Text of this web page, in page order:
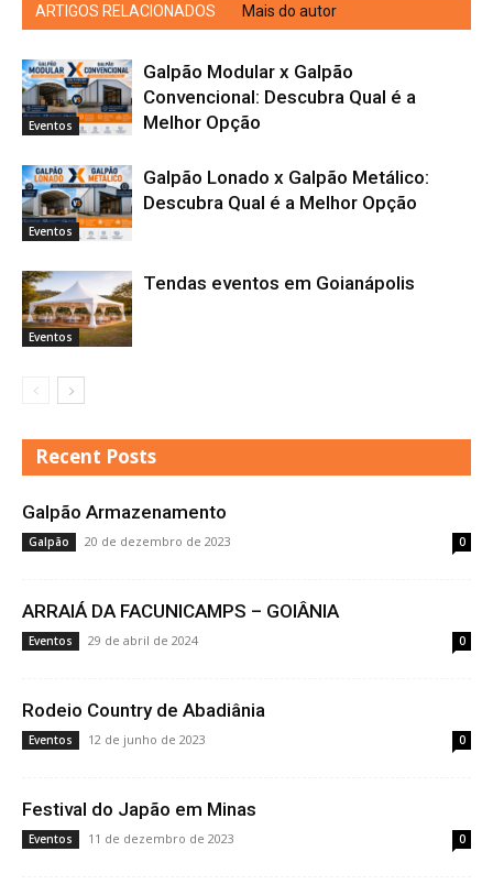
ARTIGOS RELACIONADOS Mais do autor
Eventos
Galpão Modular x Galpão
Convencional: Descubra Qual é a
Melhor Opção
Eventos
Galpão Lonado x Galpão Metálico:
Descubra Qual é a Melhor Opção
Eventos
Tendas eventos em Goianápolis
Recent Posts
Galpão Armazenamento
Galpão 20 de dezembro de 2023 0
ARRAIÁ DA FACUNICAMPS – GOIÂNIA
Eventos 29 de abril de 2024 0
Rodeio Country de Abadiânia
Eventos 12 de junho de 2023 0
Festival do Japão em Minas
Eventos 11 de dezembro de 2023 0